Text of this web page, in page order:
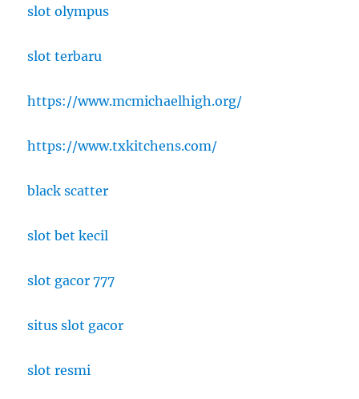
slot olympus
slot terbaru
https://www.mcmichaelhigh.org/
https://www.txkitchens.com/
black scatter
slot bet kecil
slot gacor 777
situs slot gacor
slot resmi